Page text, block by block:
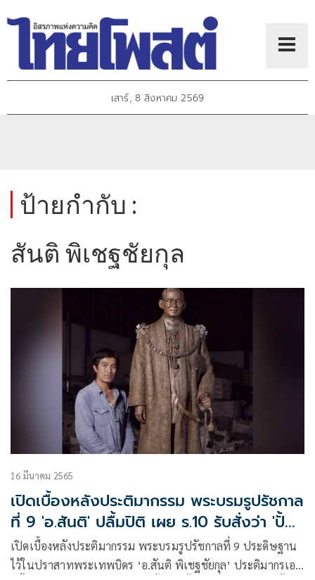
เสาร์, 8 สิงหาคม 2569
ป้ายกำกับ :
สันติ พิเชฐชัยกุล
16 มีนาคม 2565
เปิดเบื้องหลังประติมากรรม พระบรมรูปรัชกาล
ที่ 9 'อ.สันติ' ปลื้มปิติ เผย ร.10 รับสั่งว่า 'ปั้น
พ่อยิ้มได้ด้วย'
เปิดเบื้องหลังประติมากรรม พระบรมรูปรัชกาลที่ 9 ประดิษฐาน
ไว้ในปราสาทพระเทพบิดร ‘อ.สันติ พิเชฐชัยกุล’ ประติมากรเอก